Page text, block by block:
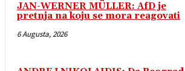
JAN-WERNER MÜLLER: AfD je
pretnja na koju se mora reagovati
6 Augusta, 2026